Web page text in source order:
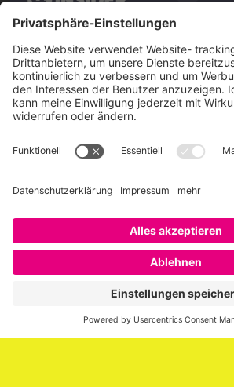
Über SAATKORN
SAATKORN ist der Blog von Gero
er über die Themen Employer Branding,